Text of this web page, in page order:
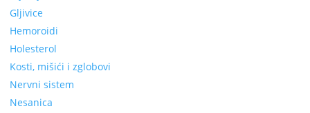
Gljivice
Hemoroidi
Holesterol
Kosti, mišići i zglobovi
Nervni sistem
Nesanica